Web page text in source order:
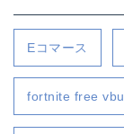
Eコマース
fortnite free